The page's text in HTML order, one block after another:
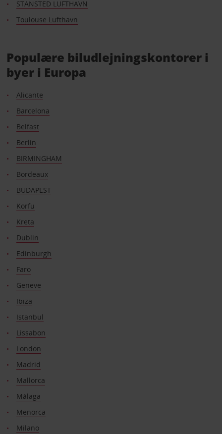
STANSTED LUFTHAVN
Toulouse Lufthavn
Populære biludlejningskontorer i
byer i Europa
Alicante
Barcelona
Belfast
Berlin
BIRMINGHAM
Bordeaux
BUDAPEST
Korfu
Kreta
Dublin
Edinburgh
Faro
Geneve
Ibiza
Istanbul
Lissabon
London
Madrid
Mallorca
Málaga
Menorca
Milano